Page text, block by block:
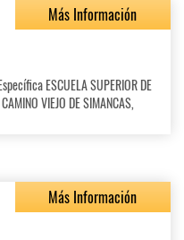
Más Información
ESCUELA SUPERIOR DE
VIEJO DE SIMANCAS,
Más Información